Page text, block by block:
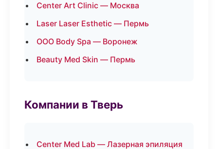
Center Art Clinic — Москва
Laser Laser Esthetic — Пермь
ООО Body Spa — Воронеж
Beauty Med Skin — Пермь
Компании в Тверь
Center Med Lab — Лазерная эпиляция